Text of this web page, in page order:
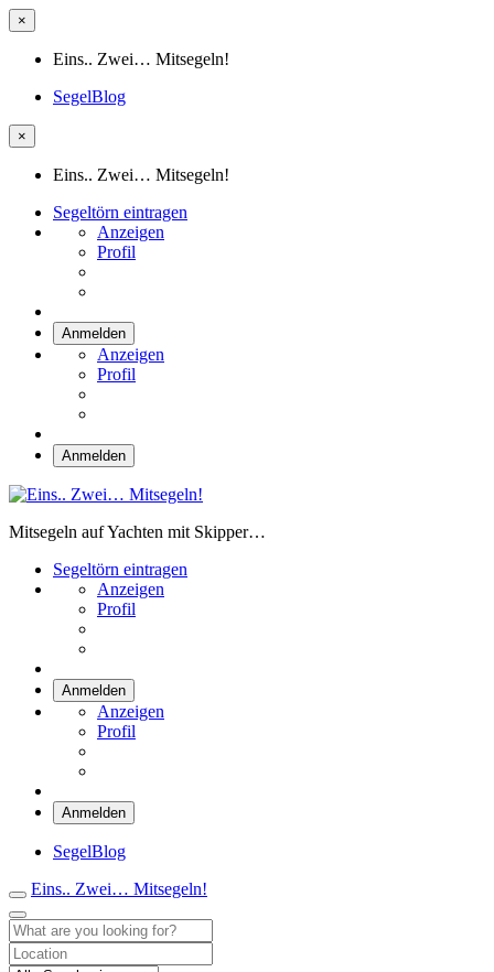
×
Eins.. Zwei… Mitsegeln!
SegelBlog
×
Eins.. Zwei… Mitsegeln!
Segeltörn eintragen
Anzeigen
Profil
Anmelden
Anzeigen
Profil
Anmelden
Mitsegeln auf Yachten mit Skipper…
Segeltörn eintragen
Anzeigen
Profil
Anmelden
Anzeigen
Profil
Anmelden
SegelBlog
Eins.. Zwei… Mitsegeln!